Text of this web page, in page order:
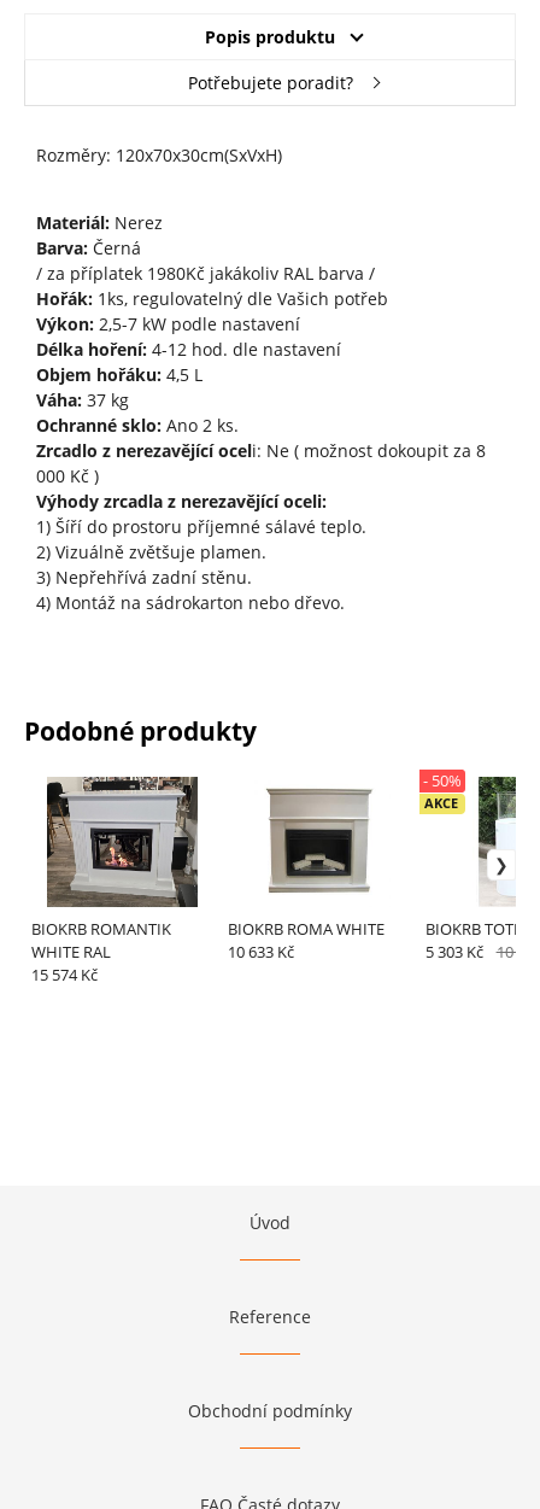
Popis produktu
Potřebujete poradit?
Rozměry: 120x70x30cm(SxVxH)
Materiál:Nerez
Barva:Černá
/ za příplatek 1980Kč jakákoliv RAL barva /
Hořák:1ks, regulovatelný dle Vašich potřeb
Výkon:2,5-7 kW podle nastavení
Délka hoření:4-12 hod. dle nastavení
Objem hořáku:4,5 L
Váha:37 kg
Ochranné sklo:Ano 2 ks.
Zrcadlo z nerezavějící oceli: Ne ( možnost dokoupit za 8
000 Kč )
Výhody zrcadla z nerezavějící oceli:
1) Šíří do prostoru příjemné sálavé teplo.
2) Vizuálně zvětšuje plamen.
3) Nepřehřívá zadní stěnu.
4) Montáž na sádrokarton nebo dřevo.
Podobné produkty
BIOKRB ROMANTIK
WHITE RAL
15 574 Kč
BIOKRB ROMA WHITE
10 633 Kč
BIOKRB
AKCE
- 50%
5 303 Kč 10
Úvod
Reference
Obchodní podmínky